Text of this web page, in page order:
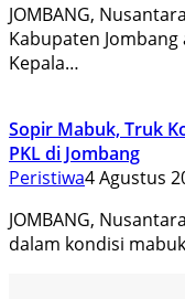
JOMBANG,
Kabupaten
Kepala…
Sopir Mabuk, Truk
PKL di Jombang
Peristiwa4 Agustus
JOMBANG,
dalam kondisi